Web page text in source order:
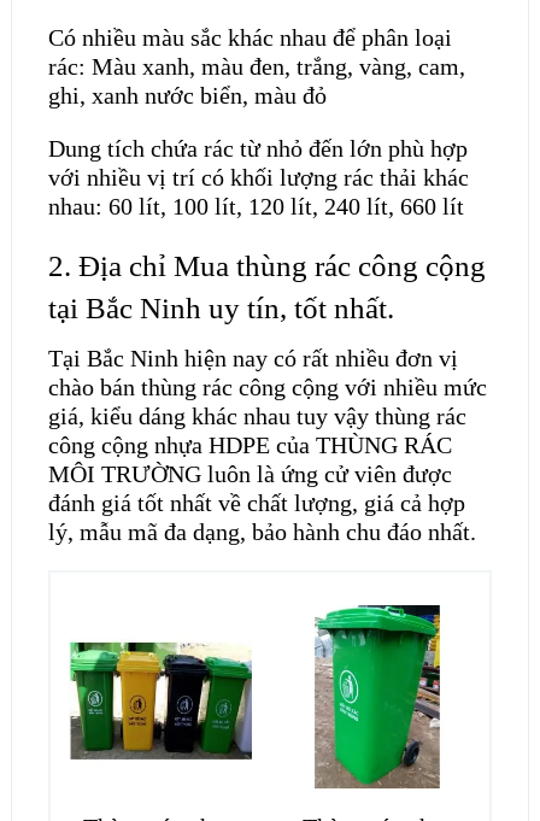
Có nhiều màu sắc khác nhau để phân loại
rác: Màu xanh, màu đen, trắng, vàng, cam,
ghi, xanh nước biển, màu đỏ
Dung tích chứa rác từ nhỏ đến lớn phù hợp
với nhiều vị trí có khối lượng rác thải khác
nhau: 60 lít, 100 lít, 120 lít, 240 lít, 660 lít
2. Địa chỉ Mua thùng rác công cộng
tại Bắc Ninh uy tín, tốt nhất.
Tại Bắc Ninh hiện nay có rất nhiều đơn vị
chào bán thùng rác công cộng với nhiều mức
giá, kiểu dáng khác nhau tuy vậy thùng rác
công cộng nhựa HDPE của THÙNG RÁC
MÔI TRƯỜNG luôn là ứng cử viên được
đánh giá tốt nhất về chất lượng, giá cả hợp
lý, mẫu mã đa dạng, bảo hành chu đáo nhất.